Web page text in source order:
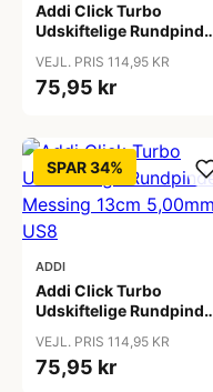
Addi Click Turbo
Udskiftelige Rundpinde
US6
VEJL. PRIS 114,95 KR
75,95 kr
SPAR 34%
ADDI
Addi Click Turbo
Udskiftelige Rundpinde
US8
VEJL. PRIS 114,95 KR
75,95 kr